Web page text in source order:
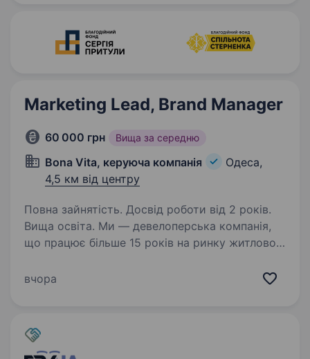
Marketing Lead, Brand Manager
60 000 грн Вища за середню
Bona Vita, керуюча компанія
Одеса,
4,5 км від центру
Повна зайнятість. Досвід роботи від 2 років.
Вища освіта. Ми — девелоперська компанія,
що працює більше 15 років на ринку житлової
кількість проєктів у стадії активних продажів
вчора